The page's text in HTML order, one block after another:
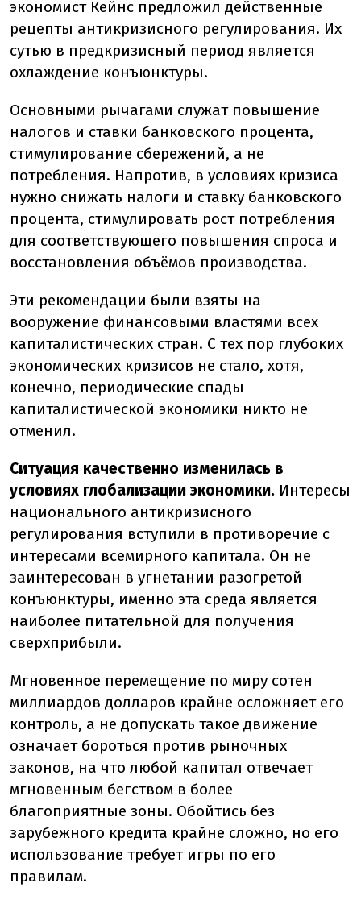
экономист Кейнс предложил действенные
рецепты антикризисного регулирования. Их
сутью в предкризисный период является
охлаждение конъюнктуры.
Основными рычагами служат повышение
налогов и ставки банковского процента,
стимулирование сбережений, а не
потребления. Напротив, в условиях кризиса
нужно снижать налоги и ставку банковского
процента, стимулировать рост потребления
для соответствующего повышения спроса и
восстановления объёмов производства.
Эти рекомендации были взяты на
вооружение финансовыми властями всех
капиталистических стран. С тех пор глубоких
экономических кризисов не стало, хотя,
конечно, периодические спады
капиталистической экономики никто не
отменил.
Ситуация качественно изменилась в
условиях глобализации экономики. Интересы
национального антикризисного
регулирования вступили в противоречие с
интересами всемирного капитала. Он не
заинтересован в угнетании разогретой
конъюнктуры, именно эта среда является
наиболее питательной для получения
сверхприбыли.
Мгновенное перемещение по миру сотен
миллиардов долларов крайне осложняет его
контроль, а не допускать такое движение
означает бороться против рыночных
законов, на что любой капитал отвечает
мгновенным бегством в более
благоприятные зоны. Обойтись без
зарубежного кредита крайне сложно, но его
использование требует игры по его
правилам.